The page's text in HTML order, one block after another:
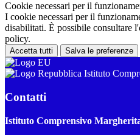
Cookie necessari per il
I cookie necessari per il
disabilitati. È possibile consultare
policy.
Accetta tutti Salva le preferenze
Istituto
Contatti
Istituto Comprensivo